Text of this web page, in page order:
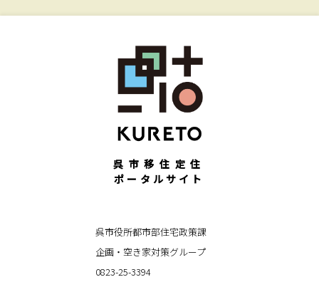
呉市移住定住
ポータルサイト
呉市役所都市部住宅政策課
企画・空き家対策グループ
0823-25-3394